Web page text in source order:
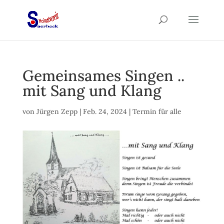
Gemeinsames Singen ..
mit Sang und Klang
von Jürgen Zepp| Feb. 24, 2024 | Termin für alle